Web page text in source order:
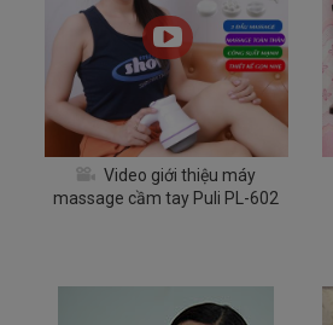
Video giới thiệu máy
massage cầm tay Puli PL-602